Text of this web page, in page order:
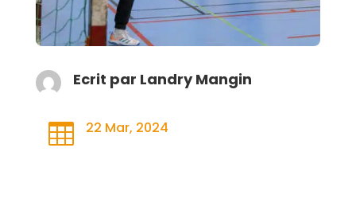
Ecrit par Landry Mangin
 22 Mar, 2024